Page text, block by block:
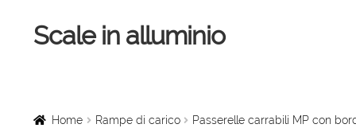
Vai
alla
Vai
al
Scale in alluminio
Scale a chiocciola
Home Rampe di carico
Passerelle carrabili MP con